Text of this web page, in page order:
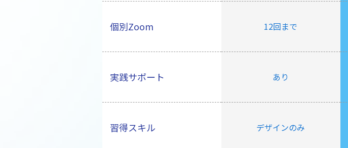
個別Zoom
実践サポート
習得スキル
12回まで
あり
デザインのみ